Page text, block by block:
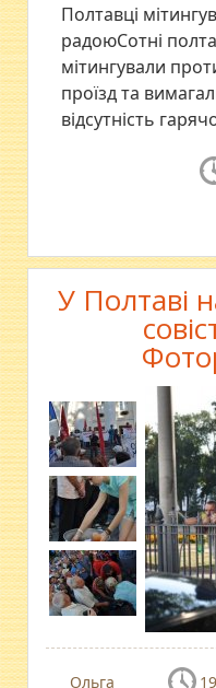
Полтавці
радоюСотні
мітингували
проїзд та
відсутність
У Полтаві
Ольга 19